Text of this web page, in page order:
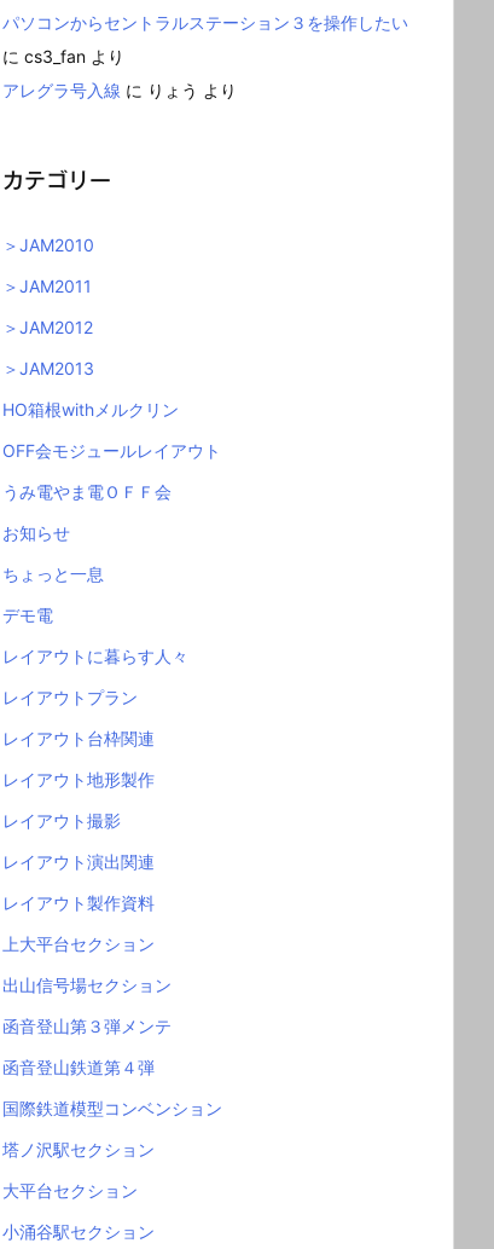
パソコンからセントラルステーション３を操作したい
に cs3_fan より
アレグラ号入線 に りょう より
カテゴリー
＞JAM2010
＞JAM2011
＞JAM2012
＞JAM2013
HO箱根withメルクリン
OFF会モジュールレイアウト
うみ電やま電ＯＦＦ会
お知らせ
ちょっと一息
デモ電
レイアウトに暮らす人々
レイアウトプラン
レイアウト台枠関連
レイアウト地形製作
レイアウト撮影
レイアウト演出関連
レイアウト製作資料
上大平台セクション
出山信号場セクション
函音登山第３弾メンテ
函音登山鉄道第４弾
国際鉄道模型コンベンション
塔ノ沢駅セクション
大平台セクション
小涌谷駅セクション